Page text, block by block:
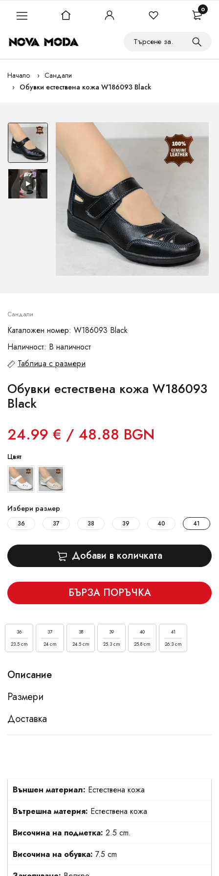
Начало
Сандали
Обувки естествена кожа W186093 Black
Сандали
Каталожен номер: W186093 Black
Наличност: В наличност
Таблица с размери
Обувки естествена кожа W186093
Black
24.99 € / 48.88 BGN
Цвят
Избери размер
36 37 38 39 40 41
Добави в количката
БЪРЗА ПОРЪЧКА
36
23.5 cm
37
24 cm
38
24.5 cm
39
25.3 cm
40
25.8 cm
41
26.3 cm
Описание
Размери
Доставка
Външен материал: Естествена кожа
Вътрешна материя: Естествена кожа
Височина на подметка: 2.5 cm.
Височина на обувка: 7.5 cm
0